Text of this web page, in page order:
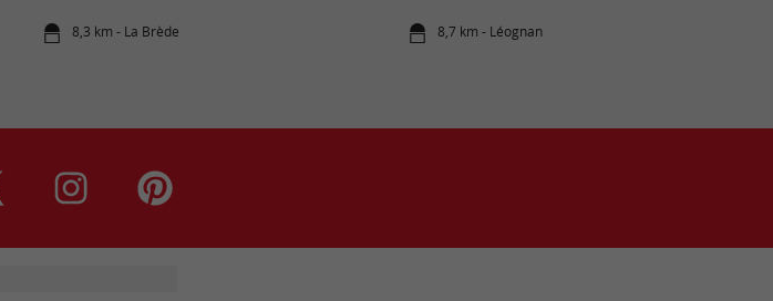
8,3 km - La Brède 8,7 km - Léognan